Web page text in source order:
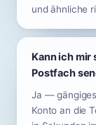
und ähnliche
Kann ich mir
Postfach
Ja —
Konto an die